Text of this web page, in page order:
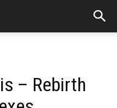
– Rebirth